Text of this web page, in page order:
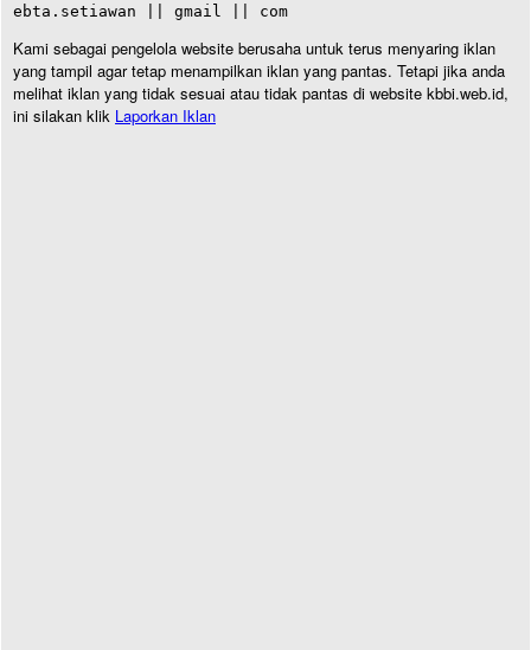
ebta.setiawan || gmail || com
Kami sebagai pengelola website berusaha untuk terus menyaring iklan
yang tampil agar tetap menampilkan iklan yang pantas. Tetapi jika anda
melihat iklan yang tidak sesuai atau tidak pantas di website kbbi.web.id,
ini silakan klik Laporkan Iklan